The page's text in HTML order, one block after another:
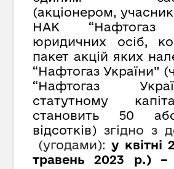
(акціонером,
НАК “Нафтогаз
юридичних осіб,
пакет акцій яких
“Нафтогаз України”
“Нафтогаз
статутному
становить 50
відсотків) згідно з
(угодами): у квітні
травень 2023 р.) –